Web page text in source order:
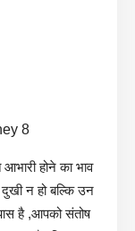
8
होने का भाव
न हो बल्कि उन
है ,आपको संतोष